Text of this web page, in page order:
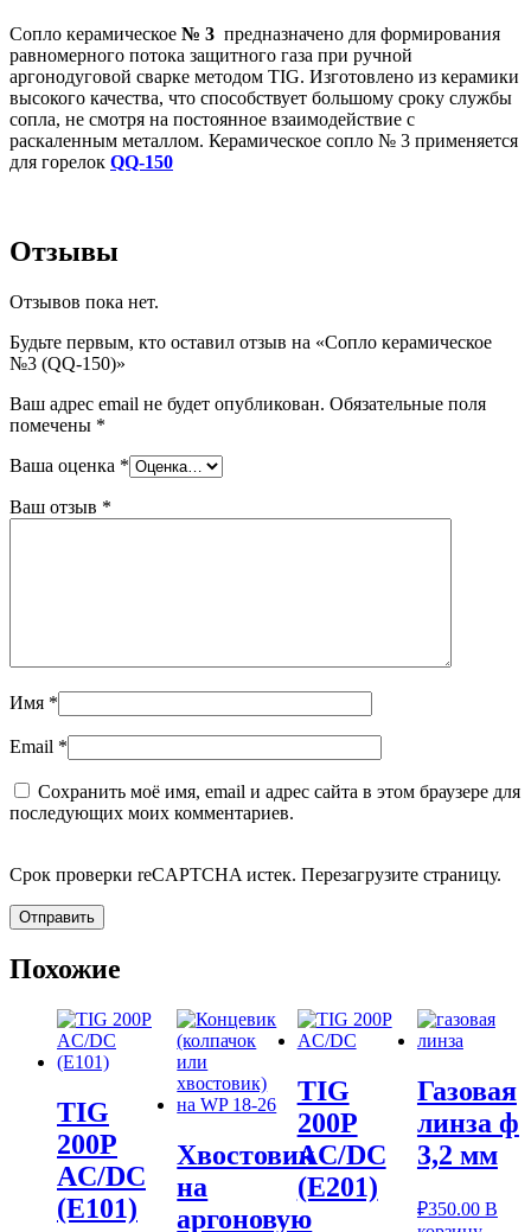
Сопло керамическое № 3 предназначено для формирования
равномерного потока защитного газа при ручной
аргонодуговой сварке методом TIG. Изготовлено из керамики
высокого качества, что способствует большому сроку службы
сопла, не смотря на постоянное взаимодействие с
раскаленным металлом. Керамическое сопло № 3 применяется
для горелок QQ-150
Отзывы
Отзывов пока нет.
Будьте первым, кто оставил отзыв на «Сопло керамическое
№3 (QQ-150)»
Ваш адрес email не будет опубликован. Обязательные поля
помечены *
Ваша оценка *
Ваш отзыв *
Имя *
Email *
Сохранить моё имя, email и адрес сайта в этом браузере для
последующих моих комментариев.
Срок проверки reCAPTCHA истек. Перезагрузите страницу.
Похожие
TIG
200P
AC/DC
(E101)
Хвостовик
на
аргоновую
TIG
200P
AC/DC
(Е201)
Газовая
линза ф
3,2 мм
₽350.00 В